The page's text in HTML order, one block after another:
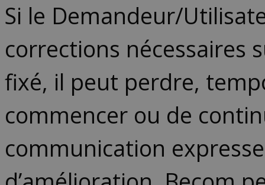
Si le Demandeur/
corrections nécessaires
fixé, il peut perdre,
commencer ou de
communication